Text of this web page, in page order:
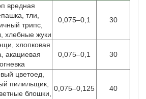
вредная
тли,
трипс,
хлебные жуки
0,075–0,1 30
хлопковая
акациевая
огневка
0,075–0,1 30
цветоед,
пилильщик,
блошки,
0,075–0,125 40